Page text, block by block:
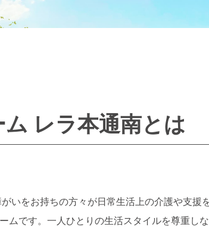
レラ本通南とは
いをお持ちの方々が日常生活上の介護や支援
ムです。一人ひとりの生活スタイルを尊重し